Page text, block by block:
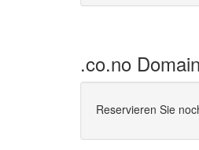
.co.no
Reservieren Sie